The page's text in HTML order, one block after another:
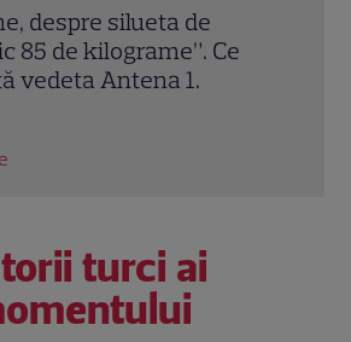
despre „Insula
Ce spune despre foștii
lucruri au rămas
turci ai